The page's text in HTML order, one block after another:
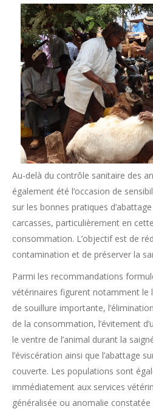
Au-delà du contrôle sanitaire des
également été l’occasion de
sur les bonnes pratiques
carcasses, particulièrement en
consommation. L’objectif est de
contamination et de préserver la
Parmi les recommandations
vétérinaires figurent notamment le
de souillure importante,
de la consommation, l’évitement
le ventre de l’animal durant la
l’éviscération ainsi que l’abattage
couverte. Les populations sont
immédiatement aux services
généralisée ou anomalie constatée